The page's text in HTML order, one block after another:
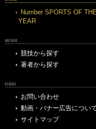
Number SPORTS OF THE
YEAR
ARCHIVE
競技から探す
著者から探す
OTHERS
お問い合わせ
動画・バナー広告につい
サイトマップ